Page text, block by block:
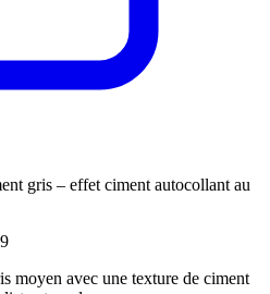
gris – effet ciment autocollant au
moyen avec une texture de ciment